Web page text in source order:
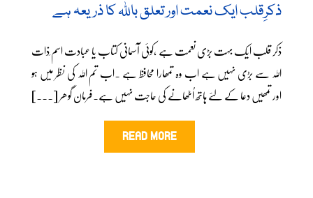
ذکرِقلب ایک نعمت اور تعلق باللہ کا ذریعہ ہے
ذکر قلب ایک بہت بڑی نعمت ہے ،کوئی آسمانی کتاب یا عبادت اسم ِذات
اللہ سے بڑی نہیں ہے اب وہ تمھارا محافظ ہے ۔اب تم اللہ کی نظر میں ہو
اور تمھیں دعا کے لئے ہاتھ اُٹھانے کی حاجت نہیں ہے۔فرمان گوھر [...]
READ MORE